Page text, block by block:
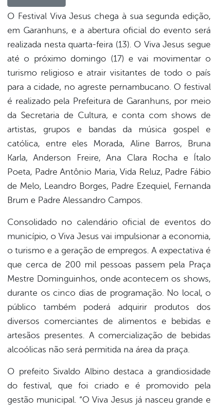
O Festival Viva Jesus chega à sua segunda edição,
em Garanhuns, e a abertura oficial do evento será
realizada nesta quarta-feira (13). O Viva Jesus segue
até o próximo domingo (17) e vai movimentar o
turismo religioso e atrair visitantes de todo o país
para a cidade, no agreste pernambucano. O festival
é realizado pela Prefeitura de Garanhuns, por meio
da Secretaria de Cultura, e conta com shows de
artistas, grupos e bandas da música gospel e
católica, entre eles Morada, Aline Barros, Bruna
Karla, Anderson Freire, Ana Clara Rocha e Ítalo
Poeta, Padre Antônio Maria, Vida Reluz, Padre Fábio
de Melo, Leandro Borges, Padre Ezequiel, Fernanda
Brum e Padre Alessandro Campos.
Consolidado no calendário oficial de eventos do
município, o Viva Jesus vai impulsionar a economia,
o turismo e a geração de empregos. A expectativa é
que cerca de 200 mil pessoas passem pela Praça
Mestre Dominguinhos, onde acontecem os shows,
durante os cinco dias de programação. No local, o
público também poderá adquirir produtos dos
diversos comerciantes de alimentos e bebidas e
artesãos presentes. A comercialização de bebidas
alcoólicas não será permitida na área da praça.
O prefeito Sivaldo Albino destaca a grandiosidade
do festival, que foi criado e é promovido pela
gestão municipal. “O Viva Jesus já nasceu grande e